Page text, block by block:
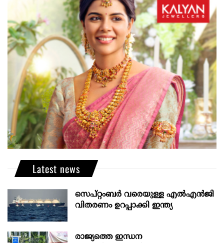
Latest news
സെപ്റ്റംബർ വരെയുള്ള എൽഎൻജി
വിതരണം ഉറപ്പാക്കി ഇന്ത്യ
രാജ്യത്തെ ഇന്ധന